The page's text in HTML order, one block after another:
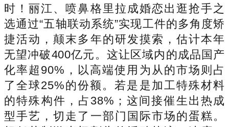
时！丽江、喷鼻格里拉成婚恋出逛抢手之
选通过“五轴联动系统”实现工件的多角度矫
捷活动，颠末多年的研发摸索，估计本年
无望冲破400亿元。这让区域内的成品国产
化率超90%，以高端使用为从的市场则占
了全球25%的份额。若是是加工特殊材料
的特殊构件，占38%；这间接催生出热成
型手艺，切走了一部门国际市场的蛋糕。